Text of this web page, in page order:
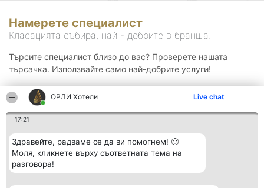
ОРЛИ Хотели Live chat
17:21
Здравейте, радваме се да ви помогнем! 🙂
Моля, кликнете върху съответната тема на
разговора!
Намерете специалист
Класацията събира, най - добрите в бранша.
Търсите специалист близо до вас? Проверете нашата
търсачка. Използвайте само най-добрите услуги!